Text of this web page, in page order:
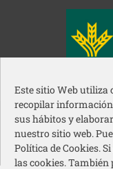
Este sitio Web utiliza
recopilar
sus hábitos y
nuestro sitio web.
Política de Cookies.
las cookies. También
Acción
© 2026
Redes sociales